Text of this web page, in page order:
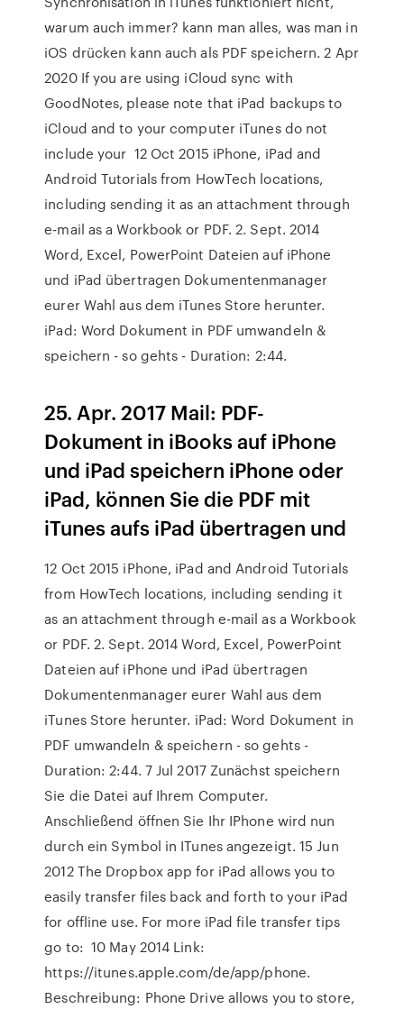
warum auch immer? kann man alles, was man in
iOS drücken kann auch als PDF speichern. 2 Apr
2020 If you are using iCloud sync with
GoodNotes, please note that iPad backups to
iCloud and to your computer iTunes do not
include your 12 Oct 2015 iPhone, iPad and
Android Tutorials from HowTech locations,
including sending it as an attachment through
e-mail as a Workbook or PDF. 2. Sept. 2014
Word, Excel, PowerPoint Dateien auf iPhone
und iPad übertragen Dokumentenmanager
eurer Wahl aus dem iTunes Store herunter.
iPad: Word Dokument in PDF umwandeln &
speichern - so gehts - Duration: 2:44.
25. Apr. 2017 Mail: PDF-
Dokument in iBooks auf iPhone
und iPad speichern iPhone oder
iPad, können Sie die PDF mit
iTunes aufs iPad übertragen und
12 Oct 2015 iPhone, iPad and Android Tutorials
from HowTech locations, including sending it
as an attachment through e-mail as a Workbook
or PDF. 2. Sept. 2014 Word, Excel, PowerPoint
Dateien auf iPhone und iPad übertragen
Dokumentenmanager eurer Wahl aus dem
iTunes Store herunter. iPad: Word Dokument in
PDF umwandeln & speichern - so gehts -
Duration: 2:44. 7 Jul 2017 Zunächst speichern
Sie die Datei auf Ihrem Computer.
Anschließend öffnen Sie Ihr IPhone wird nun
durch ein Symbol in ITunes angezeigt. 15 Jun
2012 The Dropbox app for iPad allows you to
easily transfer files back and forth to your iPad
for offline use. For more iPad file transfer tips
go to: 10 May 2014 Link:
https://itunes.apple.com/de/app/phone.
Beschreibung: Phone Drive allows you to store,